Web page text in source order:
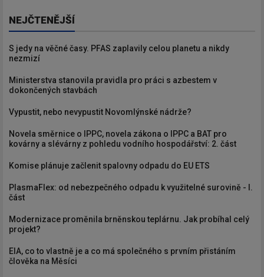
NEJČTENĚJŠÍ
S jedy na věčné časy. PFAS zaplavily celou planetu a nikdy
nezmizí
Ministerstva stanovila pravidla pro práci s azbestem v
dokončených stavbách
Vypustit, nebo nevypustit Novomlýnské nádrže?
Novela směrnice o IPPC, novela zákona o IPPC a BAT pro
kovárny a slévárny z pohledu vodního hospodářství: 2. část
Komise plánuje začlenit spalovny odpadu do EU ETS
PlasmaFlex: od nebezpečného odpadu k využitelné surovině - I.
část
Modernizace proměnila brněnskou teplárnu. Jak probíhal celý
projekt?
EIA, co to vlastně je a co má společného s prvním přistáním
člověka na Měsíci